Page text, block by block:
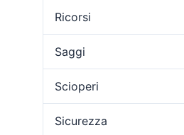
Ricorsi
Saggi
Scioperi
Sicurezza